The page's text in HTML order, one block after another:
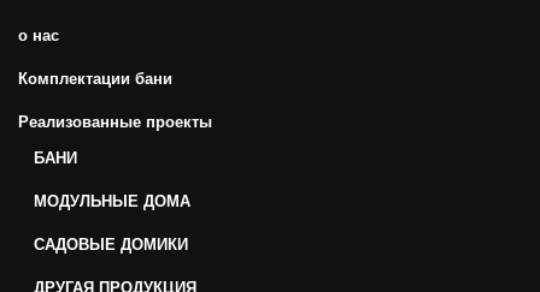
о нас
Комплектации бани
Реализованные проекты
БАНИ
МОДУЛЬНЫЕ ДОМА
САДОВЫЕ ДОМИКИ
ДРУГАЯ ПРОДУКЦИЯ